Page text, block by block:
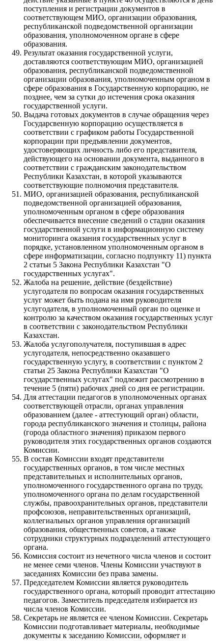
поступления и регистрации документов в
соответствующем МИО, организации образования,
республиканской подведомственной организации
образования, уполномоченном органе в сфере
образования.
Результат оказания государственной услуги,
доставляются соответствующим МИО, организацией
образования, республиканской подведомственной
организации образования, уполномоченным органом в
сфере образования в Государственную корпорацию, не
позднее, чем за сутки до истечения срока оказания
государственной услуги.
Выдача готовых документов в случае обращения через
Государсвенную корпорацию осуществляется в
соответствии с графиком работы Государственной
корпорации при предъявлении документов,
удостоверяющих личность либо его представителя,
действующего на основании документа, выданного в
соответствии с гражданским законодательством
Республики Казахстан, в которой указываются
соответствующие полномочия представителя.
МИО, организацией образования, республиканской
подведомственной организацией образования,
уполномоченным органом в сфере образования
обеспечивается внесение сведений о стадии оказания
государственной услуги в информационную систему
мониторинга оказания государственных услуг в
порядке, установленном уполномоченным органом в
сфере информатизации, согласно подпункту 11) пункта
2 статьи 5 Закона Республики Казахстан "О
государственных услугах".
Жалоба на решение, действие (бездействие)
услугодателя по вопросам оказания государственных
услуг может быть подана на имя руководителя
услугодателя, в уполномоченный орган по оценке и
контролю за качеством оказания государственных услуг
в соответствии с законодательством Республики
Казахстан.
Жалоба услугополучателя, поступившая в адрес
услугодателя, непосредственно оказавшего
государственную услугу, в соответствии с пунктом 2
статьи 25 Закона Республики Казахстан "О
государственных услугах" подлежит рассмотрению в
течение 5 (пяти) рабочих дней со дня ее регистрации.
Для аттестации педагогов в уполномоченных органах
соответствующей отрасли, органах управления
образованием (далее - аттестующий орган) области,
города республиканского значения и столицы, района
(города областного значения) приказом первого
руководителя этих государственных органов создаются
Комиссии.
В состав Комиссии входят представители
государственных органов, в том числе местных
представительных и исполнительных органов,
уполномоченного государственного органа по труду,
уполномоченного органа по делам государственной
службы, правоохранительных органов, представители
профсоюзов, неправительственных организаций,
коллегиальных органов управления организаций
образования, общественных советов, а также
сотрудники структурных подразделений аттестующего
органа.
Комиссия состоит из нечетного числа членов и состоит
не менее семи членов. Члены Комиссии участвуют в
заседаниях Комиссии без права замены.
Председателем Комиссии является руководитель
государственного органа, который проводит аттестацию
педагогов. Заместитель председателя избирается из
числа членов Комиссии.
Секретарь не является ее членом Комиссии. Секретарь
Комиссии подготавливает материалы, необходимые
документы к заседанию Комиссии, оформляет и